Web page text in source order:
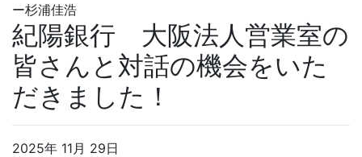
ー杉浦佳浩
紀陽銀行 大阪法人営業室の
皆さんと対話の機会をいた
だきました！
2025年 11月 29日